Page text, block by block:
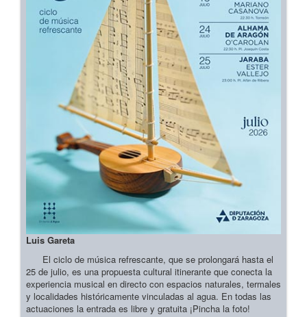
Luis Gareta
El ciclo de música refrescante, que se prolongará hasta el
25 de julio, es una propuesta cultural itinerante que conecta la
experiencia musical en directo con espacios naturales, termales
y localidades históricamente vinculadas al agua. En todas las
actuaciones la entrada es libre y gratuita ¡Pincha la foto!